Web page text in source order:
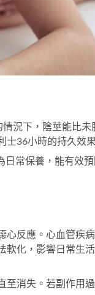
況下，陰莖能比
士36小時的持久效
日常保養，能有效
反應。心血管疾
軟化，影響日常生
消失。若副作用